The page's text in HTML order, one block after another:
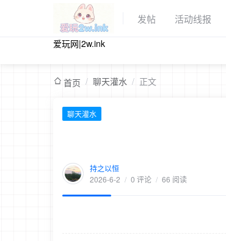
发帖 活动线报
爱玩网|2w.ink
首页 / 聊天灌水 / 正文
聊天灌水
持之以恒
2026-6-2 / 0 评论 / 66 阅读